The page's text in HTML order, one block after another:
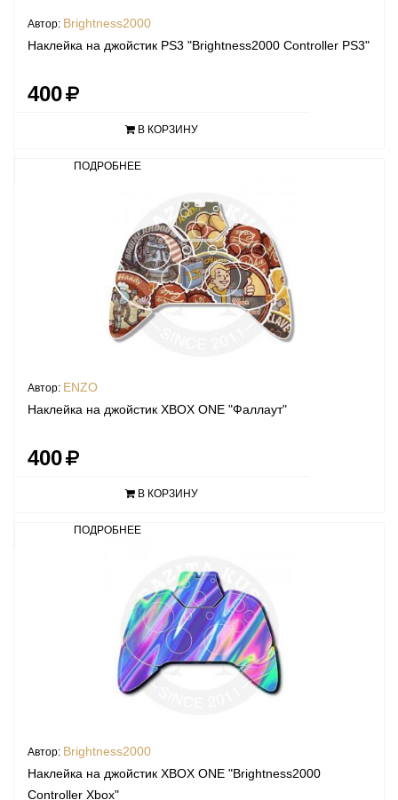
Автор: Brightness2000
Наклейка на джойстик PS3 "Brightness2000 Controller PS3"
400
В КОРЗИНУ
ПОДРОБНЕЕ
Автор: ENZO
Наклейка на джойстик XBOX ONE "Фаллаут"
400
В КОРЗИНУ
ПОДРОБНЕЕ
Автор: Brightness2000
Наклейка на джойстик XBOX ONE "Brightness2000
Controller Xbox"